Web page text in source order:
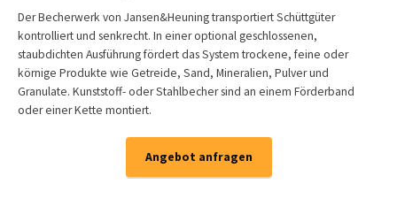
Der Becherwerk von Jansen&Heuning transportiert Schüttgüter
kontrolliert und senkrecht. In einer optional geschlossenen,
staubdichten Ausführung fördert das System trockene, feine oder
körnige Produkte wie Getreide, Sand, Mineralien, Pulver und
Granulate. Kunststoff- oder Stahlbecher sind an einem Förderband
oder einer Kette montiert.
Angebot anfragen